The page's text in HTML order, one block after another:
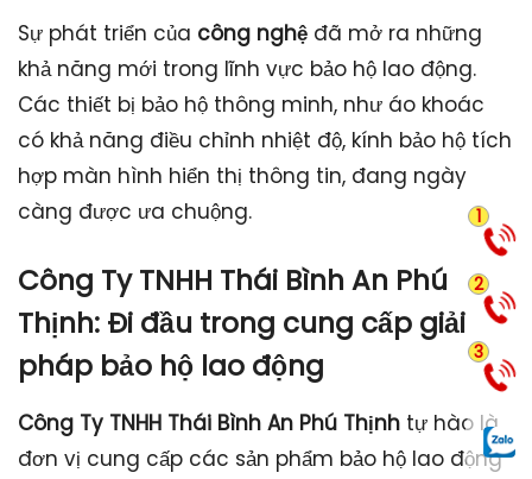
Sự phát triển của công nghệ đã mở ra những
khả năng mới trong lĩnh vực bảo hộ lao động.
Các thiết bị bảo hộ thông minh, như áo khoác
có khả năng điều chỉnh nhiệt độ, kính bảo hộ tích
hợp màn hình hiển thị thông tin, đang ngày
càng được ưa chuộng.
Công Ty TNHH Thái Bình An Phú
Thịnh: Đi đầu trong cung cấp giải
pháp bảo hộ lao động
Công Ty TNHH Thái Bình An Phú Thịnh tự hào là
đơn vị cung cấp các sản phẩm bảo hộ lao động
1
2
3